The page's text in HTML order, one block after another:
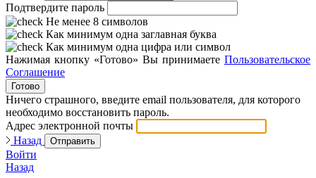
Подтвердите пароль
Не менее 8 символов
Как минимум одна заглавная буква
Как минимум одна цифра или символ
Нажимая кнопку «Готово» Вы принимаете Пользовательское
Соглашение
Готово
Ничего страшного, введите email пользователя, для которого
необходимо восстановить пароль.
Адрес электронной почты
Назад
Отправить
Войти
Назад